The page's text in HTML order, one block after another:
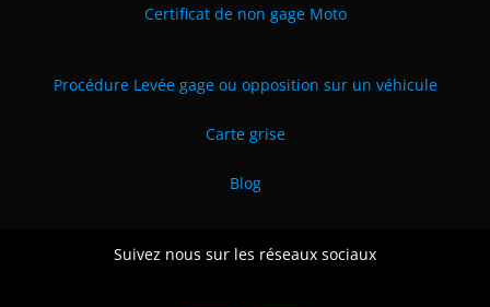
Certificat de non gage Moto
Procédure Levée gage ou opposition sur un véhicule
Carte grise
Blog
Suivez nous sur les réseaux sociaux